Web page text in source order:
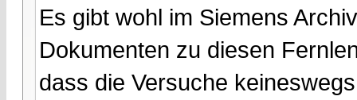
Es gibt wohl im Siemens
Dokumenten zu diesen
dass die Versuche